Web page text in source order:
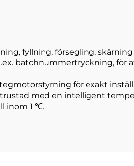
fyllning, försegling,
batchnummertryckning, för
för exakt
med en intelligent
inom 1 ℃.